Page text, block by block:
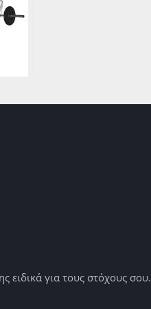
για τους στόχους σου.